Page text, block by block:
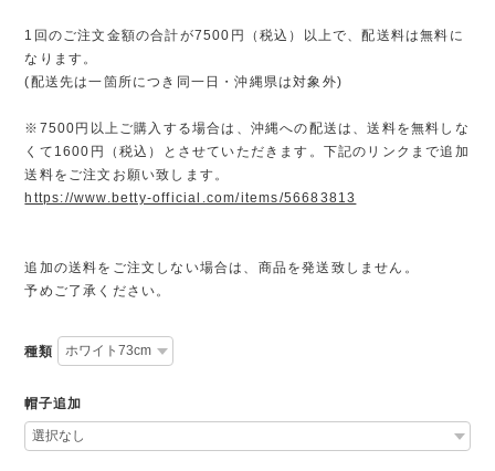
1回のご注文金額の合計が7500円（税込）以上で、配送料は無料に
なります。
(配送先は一箇所につき同一日・沖縄県は対象外)
※7500円以上ご購入する場合は、沖縄への配送は、送料を無料しな
くて1600円（税込）とさせていただきます。下記のリンクまで追加
送料をご注文お願い致します。
https://www.betty-official.com/items/56683813
追加の送料をご注文しない場合は、商品を発送致しません。
予めご了承ください。
種類
帽子追加